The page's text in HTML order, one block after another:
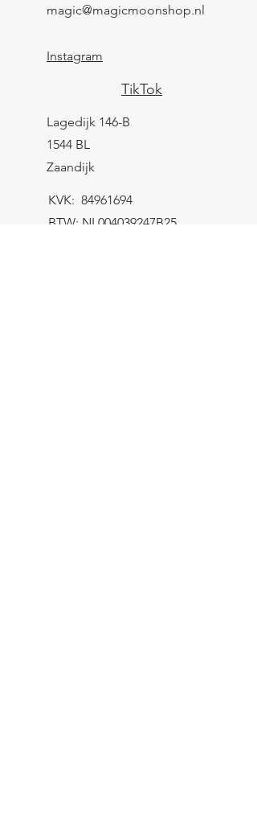
magic@magicmoonshop.nl
Instagram
TikTok
Lagedijk 146-B
1544 BL
Zaandijk
KVK: 84961694
BTW: NL004039247B25